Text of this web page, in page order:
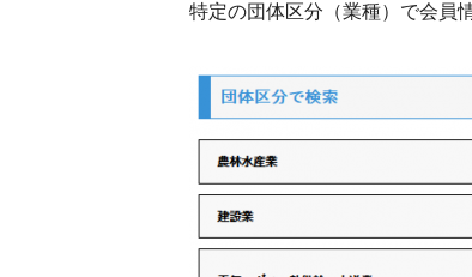
特定の団体区分（業種）で会員